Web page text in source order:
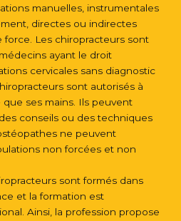
manuelles, instrumentales
directes ou indirectes
force. Les chiropracteurs sont
ayant le droit
cervicales sans diagnostic
sont autorisés à
ses mains. Ils peuvent
conseils ou des techniques
ne peuvent
non forcées et non
sont formés dans
et la formation est
Ainsi, la profession propose